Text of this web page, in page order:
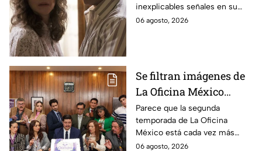
durante la grabación de
la película
inexplicables señales en su
cuerpo durante el rodaje de la
06 agosto, 2026
Se filtran imágenes de
La Oficina México
temporada 2 y un
detalle desata teorías
entre los fans
Parece que la segunda
temporada de La Oficina
México está cada vez más
cerca, pues el elenco ya se
06 agosto, 2026